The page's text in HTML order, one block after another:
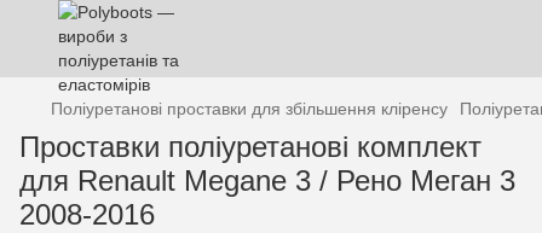
Поліуретанові проставки для збільшення кліренсу
Проставки поліуретанові комплект
для Renault Megane 3 / Рено Меган 3
2008-2016